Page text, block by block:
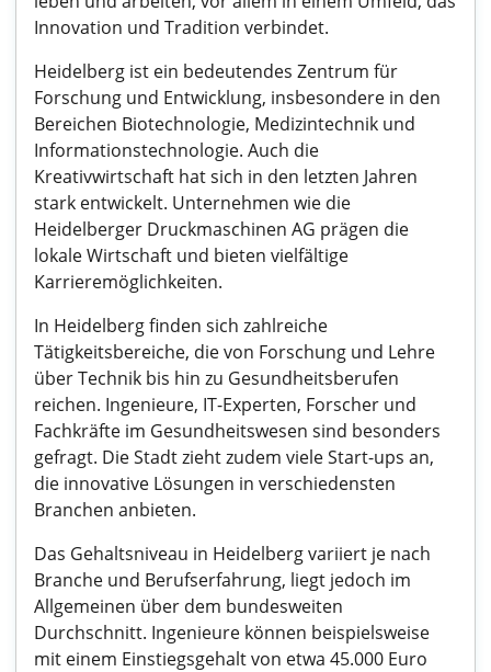
Innovation und Tradition verbindet.
Heidelberg ist ein bedeutendes Zentrum für
Forschung und Entwicklung, insbesondere in den
Bereichen Biotechnologie, Medizintechnik und
Informationstechnologie. Auch die
Kreativwirtschaft hat sich in den letzten Jahren
stark entwickelt. Unternehmen wie die
Heidelberger Druckmaschinen AG prägen die
lokale Wirtschaft und bieten vielfältige
Karrieremöglichkeiten.
In Heidelberg finden sich zahlreiche
Tätigkeitsbereiche, die von Forschung und Lehre
über Technik bis hin zu Gesundheitsberufen
reichen. Ingenieure, IT-Experten, Forscher und
Fachkräfte im Gesundheitswesen sind besonders
gefragt. Die Stadt zieht zudem viele Start-ups an,
die innovative Lösungen in verschiedensten
Branchen anbieten.
Das Gehaltsniveau in Heidelberg variiert je nach
Branche und Berufserfahrung, liegt jedoch im
Allgemeinen über dem bundesweiten
Durchschnitt. Ingenieure können beispielsweise
mit einem Einstiegsgehalt von etwa 45.000 Euro